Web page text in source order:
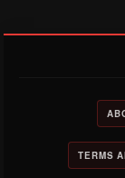
TERMS